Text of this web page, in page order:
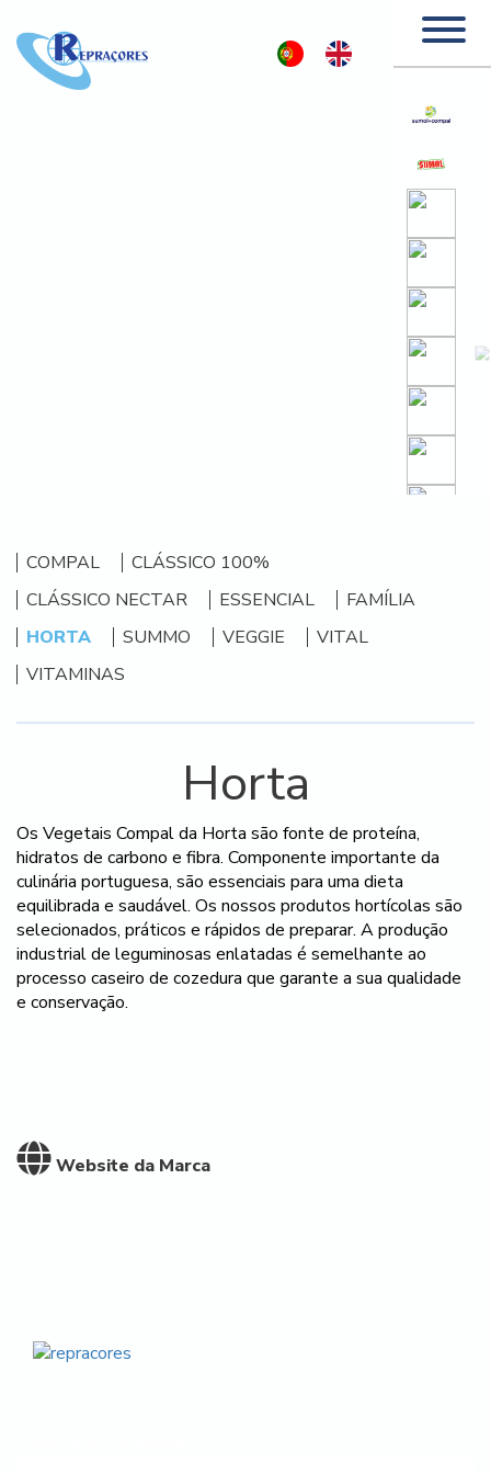
COMPAL
CLÁSSICO 100%
CLÁSSICO NECTAR
ESSENCIAL
FAMÍLIA
HORTA
SUMMO VEGGIE
VITAL
VITAMINAS
Horta
Os Vegetais Compal da Horta são fonte de proteína,
hidratos de carbono e fibra. Componente importante da
culinária portuguesa, são essenciais para uma dieta
equilibrada e saudável. Os nossos produtos hortícolas são
selecionados, práticos e rápidos de preparar. A produção
industrial de leguminosas enlatadas é semelhante ao
processo caseiro de cozedura que garante a sua qualidade
e conservação.
Website da Marca